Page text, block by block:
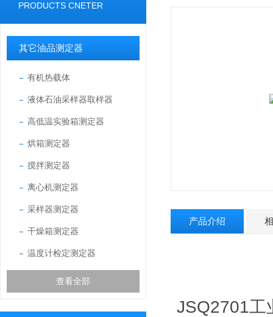
PRODUCTS CNETER
其它油品测定器
有机热载体
液体石油采样器取样器
高低温实验箱测定器
烘箱测定器
搅拌测定器
离心机测定器
采样器测定器
干燥箱测定器
温度计检定测定器
查看全部
产品介绍
JSQ2701工